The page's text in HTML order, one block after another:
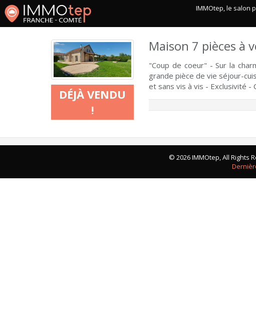
IMMOtep, le salon
DÉJÀ VENDU
!
Maison 7 pièces à
"Coup de coeur" - Sur la
grande pièce de vie séjour-
et sans vis à vis - Exclusivité -
© 2026 IMMOtep, All Rights